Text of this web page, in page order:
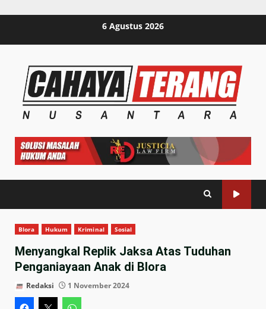
6 Agustus 2026
Blora Hukum Kriminal Sosial
Menyangkal Replik Jaksa Atas Tuduhan
Penganiayaan Anak di Blora
Redaksi 1 November 2024